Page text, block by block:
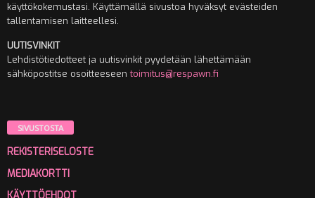
käyttökokemustasi. Käyttämällä sivustoa hyväksyt evästeiden
tallentamisen laitteellesi.
UUTISVINKIT
Lehdistötiedotteet ja uutisvinkit pyydetään lähettämään
sähköpostitse osoitteeseentoimitus@respawn.fi
SIVUSTOSTA
REKISTERISELOSTE
MEDIAKORTTI